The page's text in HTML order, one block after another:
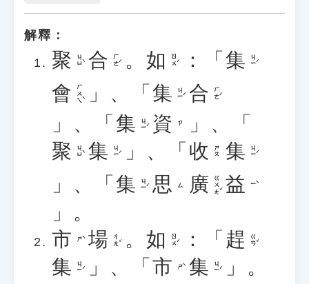
解釋：
聚 ㄐㄩˋ 合 ㄏㄜˊ 。 如 ㄖㄨˊ ：「 集 ㄐㄧˊ
會 ㄏㄨㄟˋ 」、「 集 ㄐㄧˊ 合 ㄏㄜˊ
」、「 集 ㄐㄧˊ 資 ㄗ
」、「
聚 ㄐㄩˋ 集 ㄐㄧˊ 」、「 收 ㄕㄡ 集 ㄐㄧˊ
」、「 集 ㄐㄧˊ 思 ㄙ 廣 ㄍㄨㄤˇ 益 ㄧˋ
」。
市
ㄕˋ 場 ㄔㄤˇ 。 如 ㄖㄨˊ ：「 趕 ㄍㄢˇ
集 ㄐㄧˊ 」、「 市 ㄕˋ 集 ㄐㄧˊ
」。